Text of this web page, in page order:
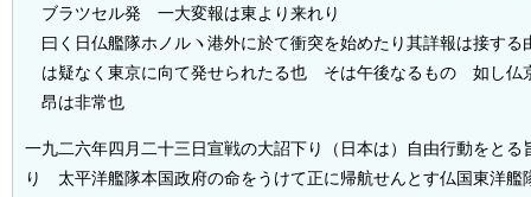
ブラツセル発 一大変報は東より来れり
曰く日仏艦隊ホノルヽ港外に於て衝突を始めたり其詳報は接す
は疑なく東京に向て発せられたる也 そは午後なるものゝ如し仏
昂は非常也
一九二六年四月二十三日宣戦の大詔下り（日本は）自由行動をとる
り 太平洋艦隊本国政府の命をうけて正に帰航せんとす仏国東洋艦